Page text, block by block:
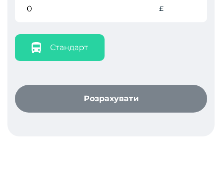
£
Стандарт
Розрахувати